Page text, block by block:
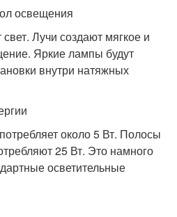
освещения
Лучи создают мягкое и
Яркие лампы будут
внутри натяжных
около 5 Вт. Полосы
25 Вт. Это намного
осветительные